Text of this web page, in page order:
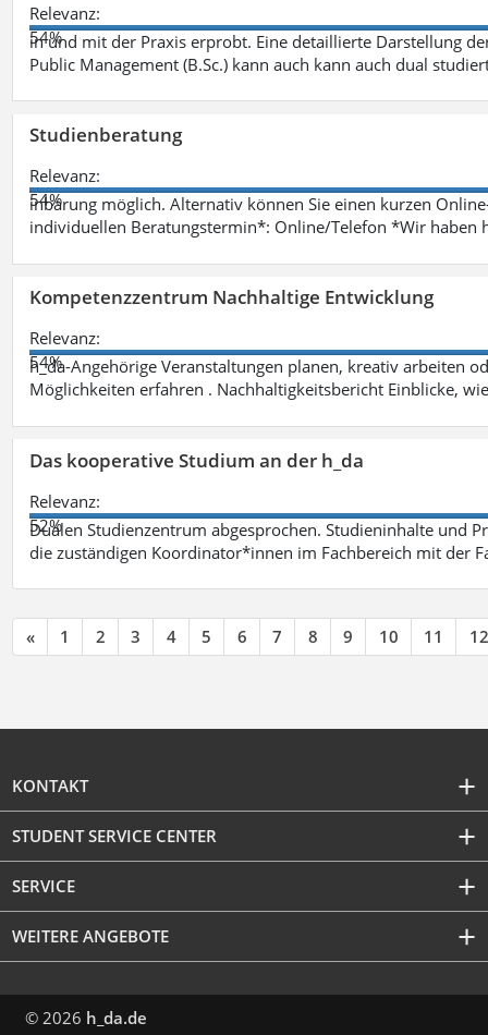
Relevanz:
54%
in und mit der Praxis erprobt. Eine detaillierte Darstellung
Public Management (B.Sc.) kann auch kann auch dual
Studienberatung
Relevanz:
54%
inbarung möglich. Alternativ können Sie einen kurzen
individuellen Beratungstermin*: Online/Telefon *Wir haben
Kompetenzzentrum Nachhaltige Entwicklung
Relevanz:
54%
h_da-Angehörige Veranstaltungen planen, kreativ arbeiten
Möglichkeiten erfahren . Nachhaltigkeitsbericht Einblicke,
Das kooperative Studium an der h_da
Relevanz:
52%
Dualen Studienzentrum abgesprochen. Studieninhalte und
die zuständigen Koordinator*innen im Fachbereich mit der
« 1 2 3 4 5 6 7 8 9 10 11 12
KONTAKT
STUDENT SERVICE CENTER
SERVICE
WEITERE ANGEBOTE
© 2026 h_da.de